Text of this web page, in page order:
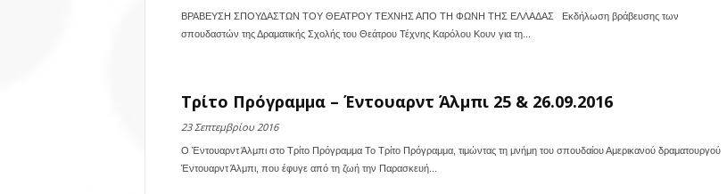
ΒΡΑΒΕΥΣΗ ΣΠΟΥΔΑΣΤΩΝ ΤΟΥ ΘΕΑΤΡΟΥ ΤΕΧΝΗΣ ΑΠΟ ΤΗ ΦΩΝΗ ΤΗΣ ΕΛΛΑΔΑΣ Εκδήλωση βράβευσης των
σπουδαστών της Δραματικής Σχολής του Θεάτρου Τέχνης Καρόλου Κουν για τη...
Τρίτο Πρόγραμμα – Έντουαρντ Άλμπι 25 & 26.09.2016
23 Σεπτεμβρίου 2016
Ο Έντουαρντ Άλμπι στο Τρίτο Πρόγραμμα Το Τρίτο Πρόγραμμα, τιμώντας τη μνήμη του σπουδαίου Αμερικανού δραματουργού
Έντουαρντ Άλμπι, που έφυγε από τη ζωή την Παρασκευή...